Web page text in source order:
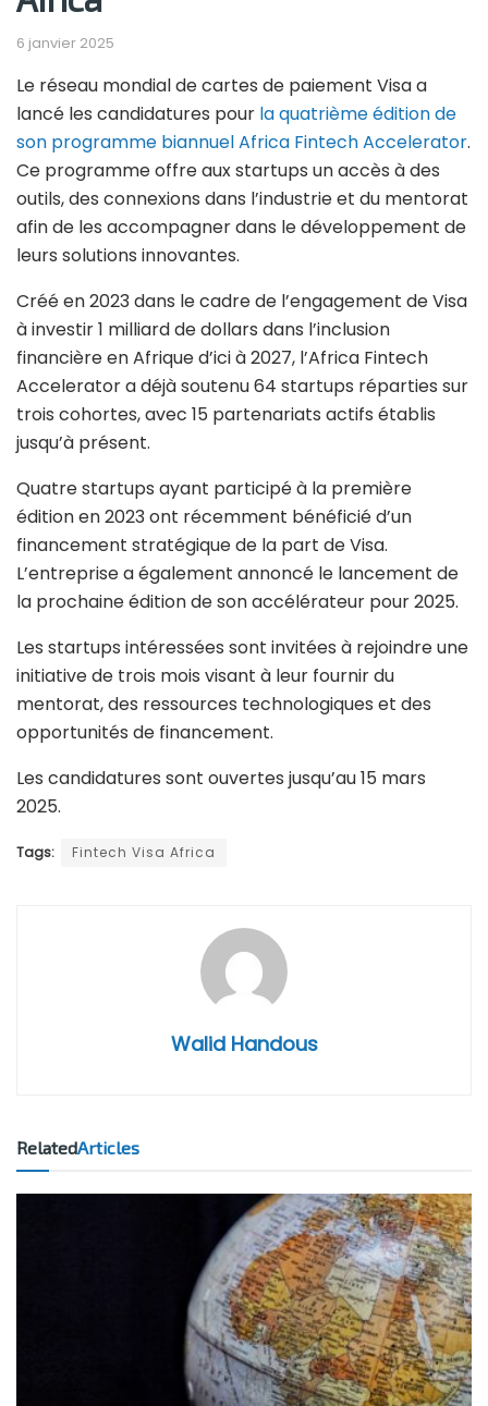
6 janvier 2025
Le réseau mondial de cartes de paiement Visa a
lancé les candidatures pour la quatrième édition de
son programme biannuel Africa Fintech Accelerator.
Ce programme offre aux startups un accès à des
outils, des connexions dans l’industrie et du mentorat
afin de les accompagner dans le développement de
leurs solutions innovantes.
Créé en 2023 dans le cadre de l’engagement de Visa
à investir 1 milliard de dollars dans l’inclusion
financière en Afrique d’ici à 2027, l’Africa Fintech
Accelerator a déjà soutenu 64 startups réparties sur
trois cohortes, avec 15 partenariats actifs établis
jusqu’à présent.
Quatre startups ayant participé à la première
édition en 2023 ont récemment bénéficié d’un
financement stratégique de la part de Visa.
L’entreprise a également annoncé le lancement de
la prochaine édition de son accélérateur pour 2025.
Les startups intéressées sont invitées à rejoindre une
initiative de trois mois visant à leur fournir du
mentorat, des ressources technologiques et des
opportunités de financement.
Les candidatures sont ouvertes jusqu’au 15 mars
2025.
Tags: Fintech Visa Africa
Walid Handous
RelatedArticles